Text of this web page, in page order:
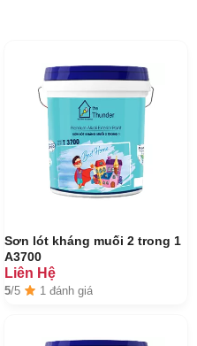
Sơn lót kháng muối 2 trong 1
A3700
Liên Hệ
5/5 1 đánh giá